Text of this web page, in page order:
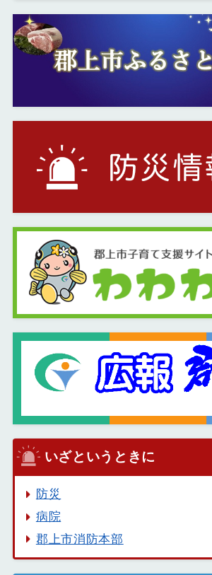
いざというときに
防災
病院
郡上市消防本部